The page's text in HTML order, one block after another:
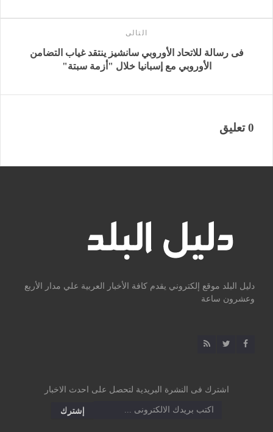
التالى
فى رسالة للاتحاد الأوروبي سانشيز ينتقد غياب التضامن
الأوروبي مع إسبانيا خلال "أزمة سبتة"
0 تعليق
دليل البلد موقع إلكتروني يقدم كافة الأخبار العربية علي مدار الأربع
وعشرون ساعة
اشترك فى النشرة البريدية لتحصل على احدث الاخبار